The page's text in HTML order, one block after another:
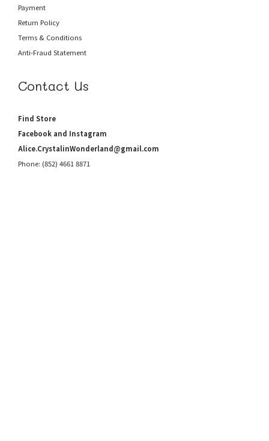
Payment
Return Policy
Terms & Conditions
Anti-Fraud Statement
Contact Us
Find Store
Facebook and Instagram
Alice.CrystalinWonderland@gmail.com
Phone: (852) 4661 8871